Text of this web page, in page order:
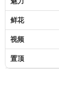
鲜花
视频
置顶